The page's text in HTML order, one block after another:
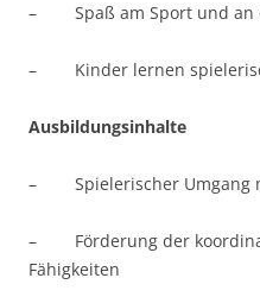
– Spaß am Sport und an
– Kinder lernen
Ausbildungsinhalte
– Spielerischer Umgang
– Förderung der
Fähigkeiten